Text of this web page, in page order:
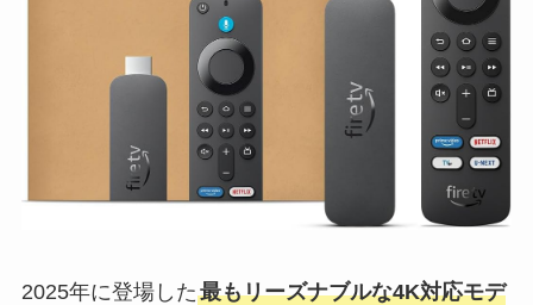
2025年に登場した最もリーズナブルな4K対応モデ